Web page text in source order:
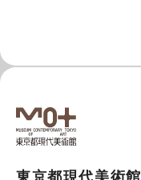
東京都現代美術館